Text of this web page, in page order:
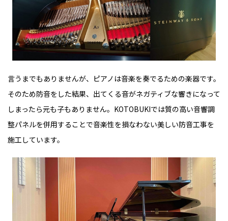
言うまでもありませんが、ピアノは音楽を奏でるための楽器です。
そのため防音をした結果、出てくる音がネガティブな響きになって
しまったら元も子もありません。KOTOBUKIでは質の高い音響調
整パネルを併用することで音楽性を損なわない美しい防音工事を
施工しています。